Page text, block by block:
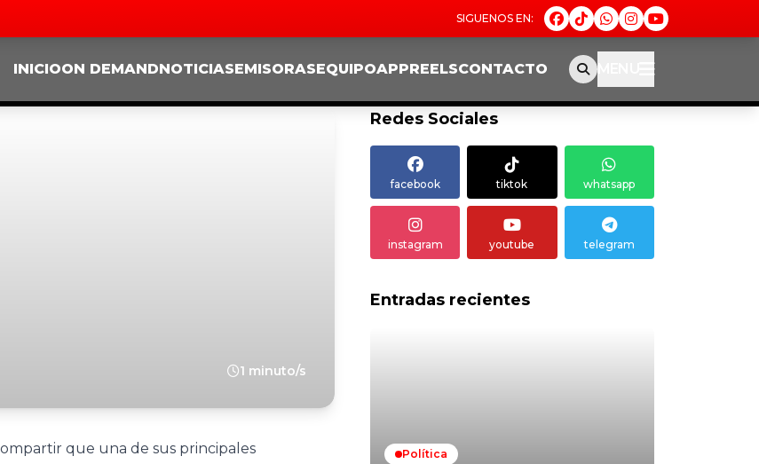
INICIOON DEMANDNOTICIASEMISORASEQUIPOAPPREELSCONTACTO MENU
1 minuto/s
que una de sus principales
Redes Sociales
facebook tiktok whatsapp
instagram youtube telegram
Entradas recientes
Política